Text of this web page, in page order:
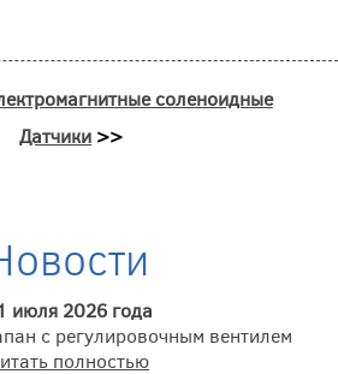
соле­но­ид­ные
Датчики >>
июля 2026 года
с регулировочным вентилем
полностью